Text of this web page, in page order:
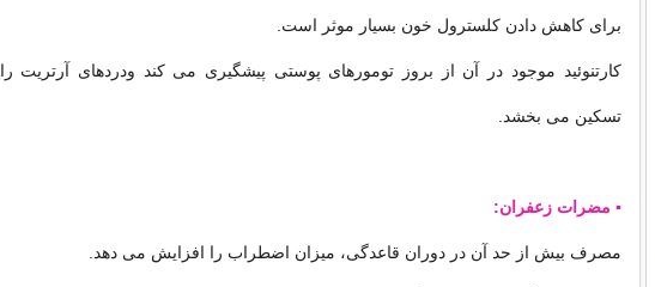
برای کاهش دادن کلسترول خون بسیار موثر است.
کارتنوئید موجود در آن از بروز تومورهای پوستی پیشگیری می کند ودردهای آرتریت را
تسکین می بخشد.
▪ مضرات زعفران:
مصرف بیش از حد آن در دوران قاعدگی، میزان اضطراب را افزایش می دهد.